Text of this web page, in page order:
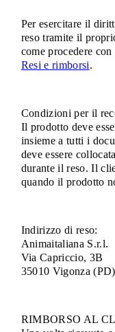
Per esercitare il
reso tramite il
come procedere
Resi e rimborsi.
Condizioni per il
Il prodotto deve
insieme a tutti i
deve essere
durante il reso. Il
quando il prodotto
Indirizzo di reso:
Animaitaliana S.r.l.
Via Capriccio, 3B
35010 Vigonza
RIMBORSO AL